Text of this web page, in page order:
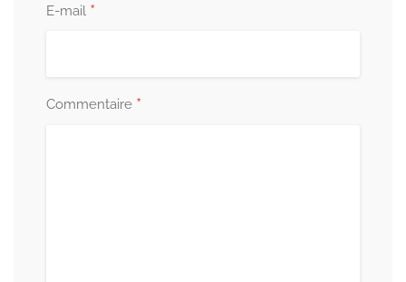
E-mail *
Commentaire *